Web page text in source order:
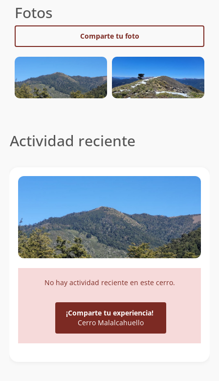
Fotos
Comparte tu foto
Actividad reciente
No hay actividad reciente en este cerro.
¡Comparte tu experiencia!
Cerro Malalcahuello